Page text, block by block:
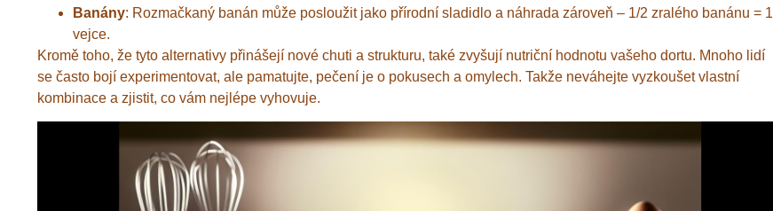
Banány: Rozmačkaný banán může posloužit jako přírodní sladidlo a náhrada zároveň – 1/2 zralého banánu = 1
vejce.
Kromě toho, že tyto alternativy přinášejí nové chuti a strukturu, také zvyšují nutriční hodnotu vašeho dortu. Mnoho lidí
se často bojí experimentovat, ale pamatujte, pečení je o pokusech a omylech. Takže neváhejte vyzkoušet vlastní
kombinace a zjistit, co vám nejlépe vyhovuje.